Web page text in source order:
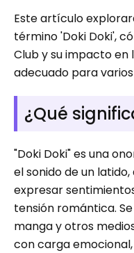
Este artículo
término 'Doki Doki',
Club y su impacto en
adecuado para
¿Qué
"Doki Doki" es una
el sonido de un
expresar
tensión romántica.
manga y otros
con carga